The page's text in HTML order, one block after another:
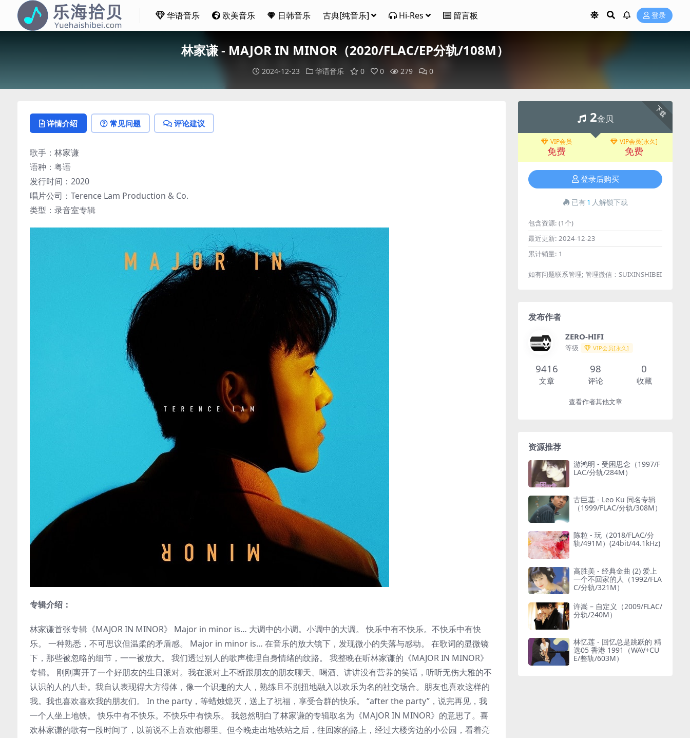
华语音乐 欧美音乐 日韩音乐 古典[纯音乐] Hi-Res 留言板 登录
林家谦 - MAJOR IN MINOR（2020/FLAC/EP分轨/108M）
2024-12-23 华语音乐 0 0 279 0
详情介绍 常见问题 评论建议
歌手：林家谦
语种：粤语
发行时间：2020
唱片公司：Terence Lam Production & Co.
类型：录音室专辑
专辑介绍：
林家谦首张专辑《MAJOR IN MINOR》 Major in minor is… 大调中的小调。小调中的大调。 快乐中有不快乐。不快乐中有快
乐。 一种熟悉，不可思议但温柔的矛盾感。 Major in minor is… 在音乐的放大镜下，发现微小的失落与感动。 在歌词的显微镜
下，那些被忽略的细节，一一被放大。 我们透过别人的歌声梳理自身情绪的纹路。 我整晚在听林家谦的《MAJOR IN MINOR》
专辑。 刚刚离开了一个好朋友的生日派对。我在派对上不断跟朋友的朋友聊天、喝酒、讲讲没有营养的笑话，听听无伤大雅的不
认识的人的八卦。我自认表现得大方得体，像一个识趣的大人，熟练且不别扭地融入以欢乐为名的社交场合。朋友也喜欢这样的
我。我也喜欢喜欢我的朋友们。 In the party，等蜡烛熄灭，送上了祝福，享受合群的快乐。 “after the party”，说完再见，我
一个人坐上地铁。 快乐中有不快乐。不快乐中有快乐。 我忽然明白了林家谦的专辑取名为《MAJOR IN MINOR》的意思了。喜
欢林家谦的歌有一段时间了，以前说不上喜欢他哪里。但今晚走出地铁站之后，往回家的路上，经过大楼旁边的小公园，看着亮
下载
2金贝
VIP会员
免费
VIP会员[永久]
免费
登录后购买
已有1 人解锁下载
包含资源: (1个)
最近更新: 2024-12-23
累计销量: 1
如有问题联系管理; 管理微信：SUIXINSHIBEI
发布作者
ZERO-HIFI
等级 VIP会员[永久]
9416
文章
98
评论
0
收藏
查看作者其他文章
资源推荐
游鸿明 - 受困思念（1997/F
LAC/分轨/284M）
古巨基 - Leo Ku 同名专辑
（1999/FLAC/分轨/308M）
陈粒 - 玩（2018/FLAC/分
轨/491M）(24bit/44.1kHz)
高胜美 - 经典金曲 (2) 爱上
一个不回家的人（1992/FLA
C/分轨/321M）
许嵩 – 自定义（2009/FLAC/
分轨/240M）
林忆莲 - 回忆总是跳跃的 精
选05 香港 1991（WAV+CU
E/整轨/603M）